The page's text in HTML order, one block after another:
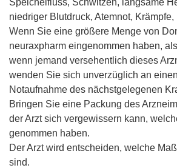
Speichelfluss, Schwitzen, langsame
niedriger Blutdruck, Atemnot, Krämpfe,
Wenn Sie eine größere Menge von
neuraxpharm eingenommen haben,
wenn jemand versehentlich dieses
wenden Sie sich unverzüglich an
Notaufnahme des nächstgelegenen
Bringen Sie eine Packung des
der Arzt sich vergewissern kann,
genommen haben.
Der Arzt wird entscheiden, welche
sind.